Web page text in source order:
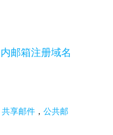
邮箱注册域名
共享邮件 ，公共邮